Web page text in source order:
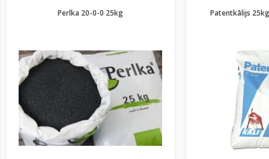
Perlka 20-0-0 25kg Patentkālijs